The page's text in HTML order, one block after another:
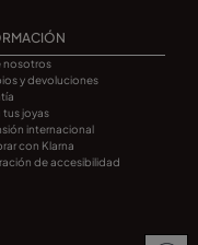
nosotros
y devoluciones
tus joyas
internacional
con Klarna
de accesibilidad